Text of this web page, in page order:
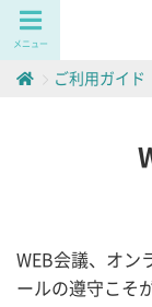
メニュー
ご利用ガイド
WEB会議、オン
ールの遵守こそ